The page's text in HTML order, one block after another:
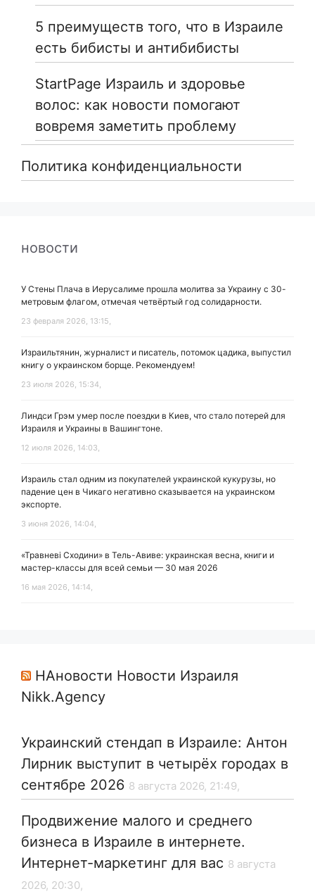
5 преимуществ того, что в Израиле
есть бибисты и антибибисты
StartPage Израиль и здоровье
волос: как новости помогают
вовремя заметить проблему
Политика конфиденциальности
новости
У Стены Плача в Иерусалиме прошла молитва за Украину с 30-
метровым флагом, отмечая четвёртый год солидарности.
23 февраля 2026, 13:15,
Израильтянин, журналист и писатель, потомок цадика, выпустил
книгу о украинском борще. Рекомендуем!
23 июля 2026, 15:34,
Линдси Грэм умер после поездки в Киев, что стало потерей для
Израиля и Украины в Вашингтоне.
12 июля 2026, 14:03,
Израиль стал одним из покупателей украинской кукурузы, но
падение цен в Чикаго негативно сказывается на украинском
экспорте.
3 июня 2026, 14:04,
«Травневі Сходини» в Тель-Авиве: украинская весна, книги и
мастер-классы для всей семьи — 30 мая 2026
16 мая 2026, 14:14,
НАновости Новости Израиля
Nikk.Agency
Украинский стендап в Израиле: Антон
Лирник выступит в четырёх городах в
сентябре 2026 8 августа 2026, 21:49,
Продвижение малого и среднего
бизнеса в Израиле в интернете.
Интернет-маркетинг для вас 8 августа
2026, 20:30,